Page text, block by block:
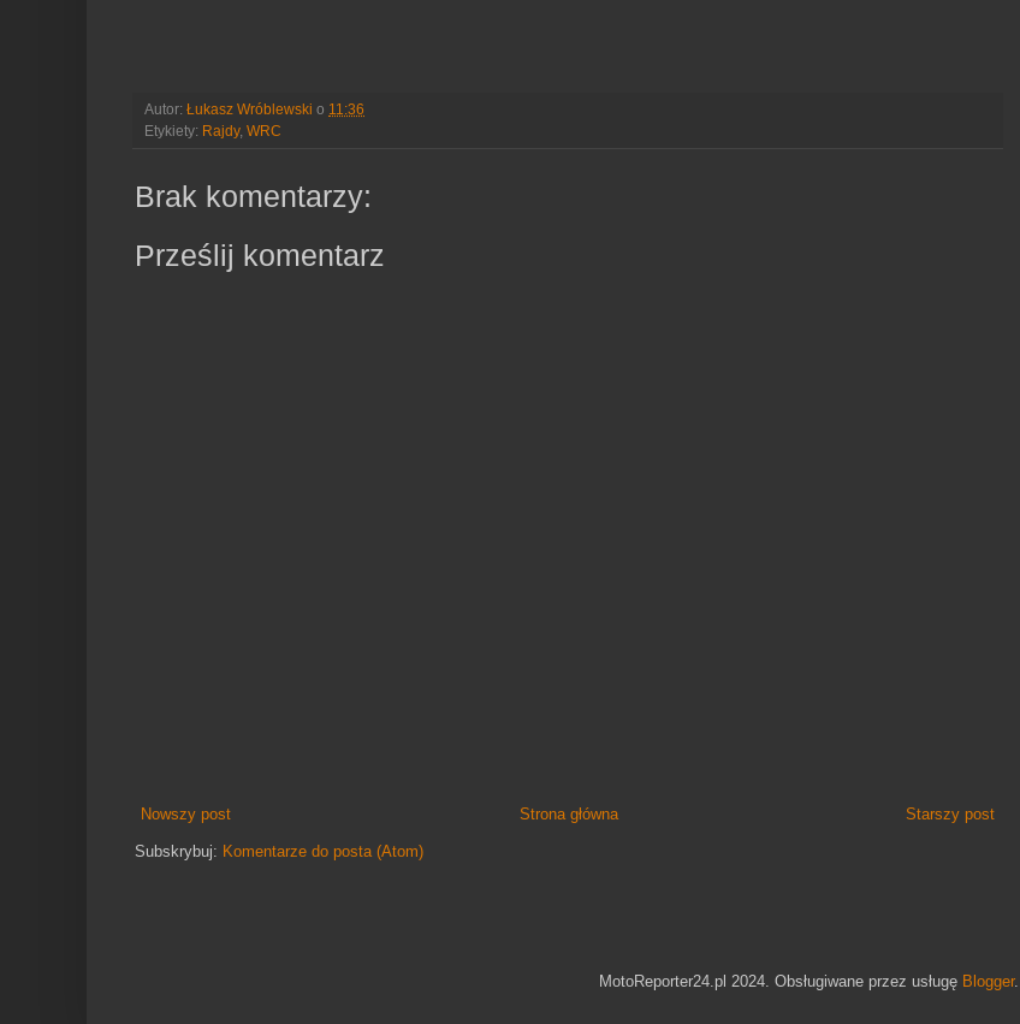
Autor: Łukasz Wróblewski o 11:36
Etykiety: Rajdy, WRC
Brak komentarzy:
Prześlij komentarz
Nowszy post Starszy post
Strona główna
Subskrybuj: Komentarze do posta (Atom)
MotoReporter24.pl 2024. Obsługiwane przez usługę Blogger.